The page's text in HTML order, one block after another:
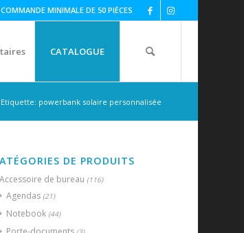
COMMANDE MINIMALE DE 50 PIÈCES
CATALOGUE
Etiquette: powerbank solaire personnalisée
DE PRODUITS
Accessoire de bureau (116)
Agendas (21)
Notebook (44)